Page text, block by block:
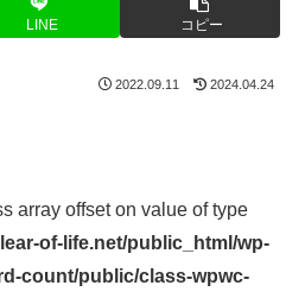
LINE コピー
2022.09.11 2024.04.24
array offset on value of type
of-life.net/public_html/wp-
count/public/class-wpwc-